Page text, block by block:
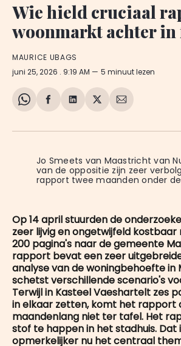
Wie hield cruciaal
woonmarkt achter
MAURICE UBAGS
juni 25, 2026 . 9:19 AM 5 minuut lezen
Share
WhatsApp
Delen
Facebook
Delen
LinkedIn
Share
X
Deel
E-
Jo Smeets van Maastricht van
van de oppositie zijn zeer
rapport twee maanden onder
Op 14 april stuurden de
zeer lijvig en ongetwijfeld
200 pagina's naar de gemeente
rapport bevat een zeer
analyse van de woningbehoefte in
schetst verschillende scenario's
Terwijl in Kasteel Vaeshartelt zes
in elkaar zetten, komt het rapport
maandenlang niet ter tafel. Het
stof te happen in het stadhuis. Dat
opmerkelijker nu het centraal